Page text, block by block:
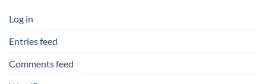
Log in
Entries feed
Comments feed